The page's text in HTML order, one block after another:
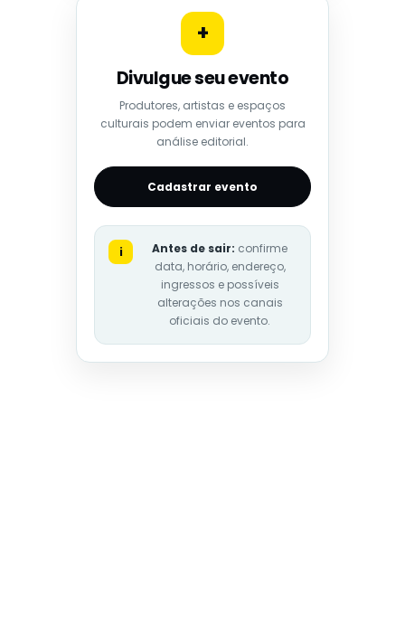
+
Divulgue seu evento
Produtores, artistas e espaços
culturais podem enviar eventos para
análise editorial.
Cadastrar evento
i Antes de sair: confirme
data, horário, endereço,
ingressos e possíveis
alterações nos canais
oficiais do evento.